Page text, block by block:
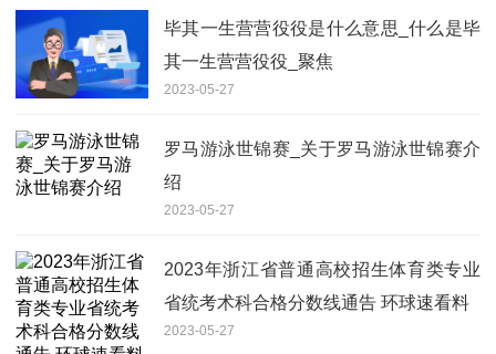
毕其一生营营役役是什么意思_什么是毕
其一生营营役役_聚焦
2023-05-27
罗马游泳世锦赛_关于罗马游泳世锦赛介
绍
2023-05-27
2023年浙江省普通高校招生体育类专业
省统考术科合格分数线通告 环球速看料
2023-05-27